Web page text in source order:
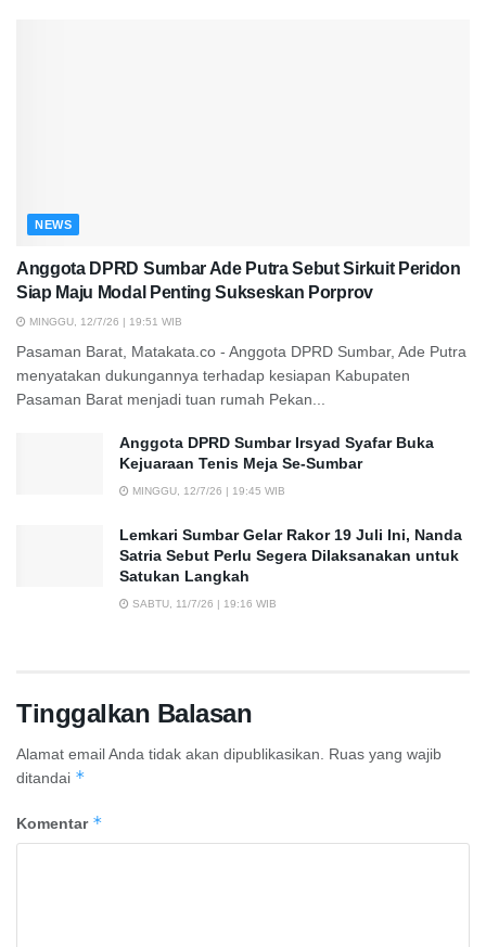
NEWS
Anggota DPRD Sumbar Ade Putra Sebut Sirkuit Peridon
Siap Maju Modal Penting Sukseskan Porprov
MINGGU, 12/7/26 | 19:51 WIB
Pasaman Barat, Matakata.co - Anggota DPRD Sumbar, Ade Putra
menyatakan dukungannya terhadap kesiapan Kabupaten
Pasaman Barat menjadi tuan rumah Pekan...
Anggota DPRD Sumbar Irsyad Syafar Buka
Kejuaraan Tenis Meja Se-Sumbar
MINGGU, 12/7/26 | 19:45 WIB
Lemkari Sumbar Gelar Rakor 19 Juli Ini, Nanda
Satria Sebut Perlu Segera Dilaksanakan untuk
Satukan Langkah
SABTU, 11/7/26 | 19:16 WIB
Tinggalkan Balasan
Alamat email Anda tidak akan dipublikasikan.
Ruas yang wajib
ditandai *
Komentar *